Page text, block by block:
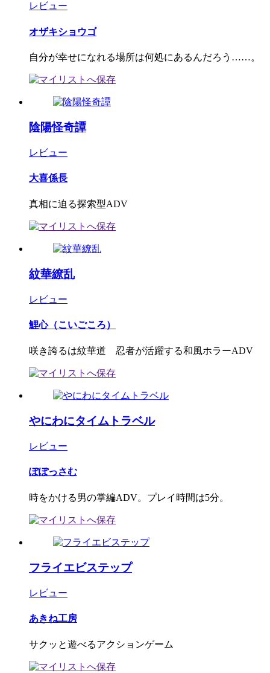
レビュー
オザキショウゴ
自分が幸せになれる場所は何処にあるんだろう……。
陰陽怪奇譚
レビュー
大喜係長
真相に迫る探索型ADV
紋華繚乱
レビュー
鯉心（こいごころ）
咲き誇るは紋華道 忍者が活躍する和風ホラーADV
やにわにタイムトラベル
レビュー
ぽぽっさむ
時をかける男の掌編ADV。プレイ時間は5分。
フライエビステップ
レビュー
あきね工房
サクッと遊べるアクションゲーム